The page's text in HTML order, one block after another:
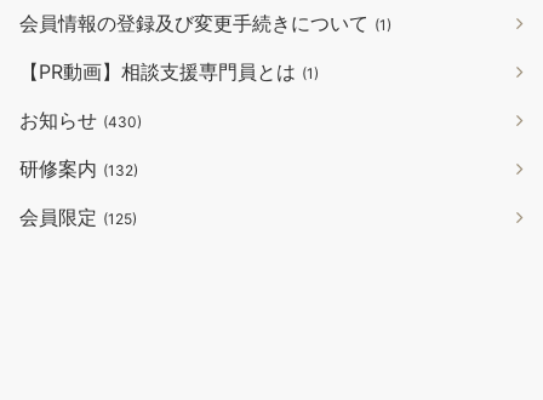
会員情報の登録及び変更手続きについて (1)
【PR動画】相談支援専門員とは (1)
お知らせ (430)
研修案内 (132)
会員限定 (125)